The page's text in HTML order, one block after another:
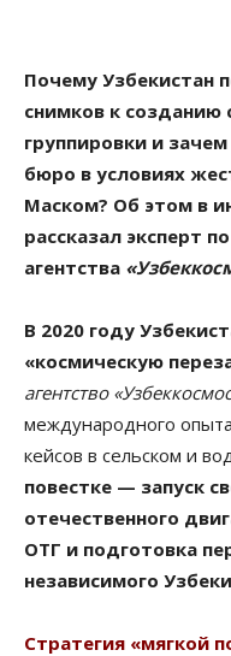
Почему Узбекистан
снимков к созданию
группировки и
бюро в условиях
Маском? Об этом в
рассказал эксперт
агентства
В 2020 году
«космическую
агентство
международного
кейсов в сельском и
повестке — запуск
отечественного
ОТГ и подготовка
независимого
Стратегия «мягкой